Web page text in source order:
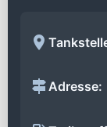
Adresse: